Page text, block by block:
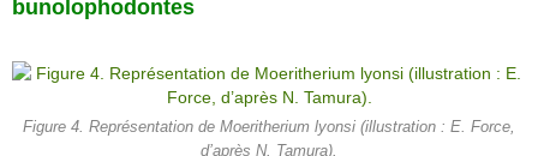
bunolophodontes
Figure 4. Représentation de Moeritherium lyonsi (illustration : E. Force,
d’après N. Tamura).